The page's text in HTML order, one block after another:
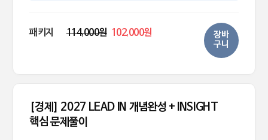
패키지 114,000원 102,000원
장바
구니
[경제] 2027 LEAD IN 개념완성 + INSIGHT
핵심 문제풀이